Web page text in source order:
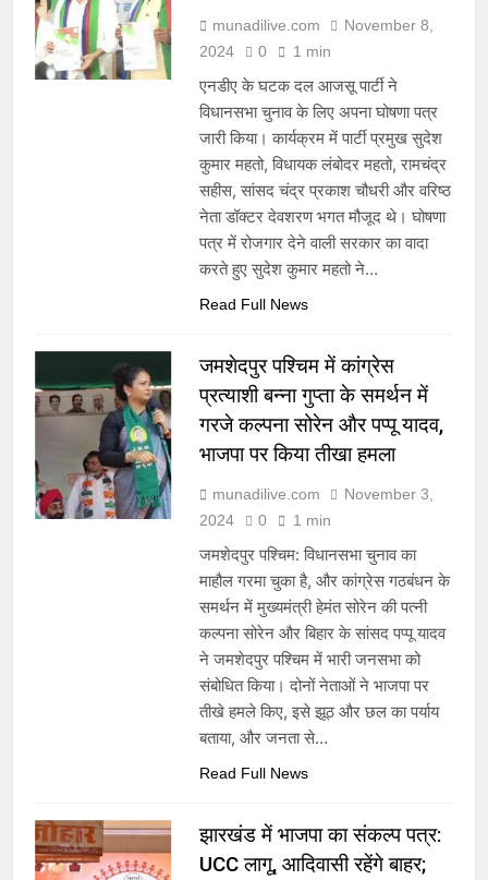
munadilive.com
November 8,
2024
0 1 min
एनडीए के घटक दल आजसू पार्टी ने
विधानसभा चुनाव के लिए अपना घोषणा पत्र
जारी किया। कार्यक्रम में पार्टी प्रमुख सुदेश
कुमार महतो, विधायक लंबोदर महतो, रामचंद्र
सहीस, सांसद चंद्र प्रकाश चौधरी और वरिष्ठ
नेता डॉक्टर देवशरण भगत मौजूद थे। घोषणा
पत्र में रोजगार देने वाली सरकार का वादा
करते हुए सुदेश कुमार महतो ने…
Read Full News
जमशेदपुर पश्चिम में कांग्रेस
प्रत्याशी बन्ना गुप्ता के समर्थन में
गरजे कल्पना सोरेन और पप्पू यादव,
भाजपा पर किया तीखा हमला
munadilive.com
November 3,
2024
0 1 min
जमशेदपुर पश्चिम: विधानसभा चुनाव का
माहौल गरमा चुका है, और कांग्रेस गठबंधन के
समर्थन में मुख्यमंत्री हेमंत सोरेन की पत्नी
कल्पना सोरेन और बिहार के सांसद पप्पू यादव
ने जमशेदपुर पश्चिम में भारी जनसभा को
संबोधित किया। दोनों नेताओं ने भाजपा पर
तीखे हमले किए, इसे झूठ और छल का पर्याय
बताया, और जनता से…
Read Full News
झारखंड में भाजपा का संकल्प पत्र:
UCC लागू, आदिवासी रहेंगे बाहर;